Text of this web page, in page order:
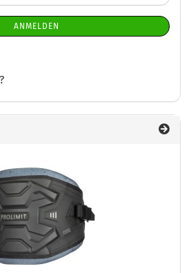
ANMELDEN